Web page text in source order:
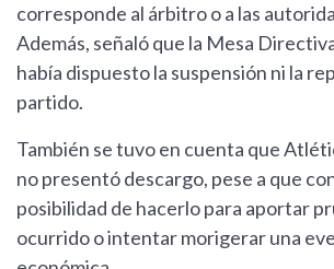
corresponde al árbitro o a las
Además, señaló que la Mesa
había dispuesto la suspensión ni la
partido.
También se tuvo en cuenta que
no presentó descargo, pese a que
posibilidad de hacerlo para aportar
ocurrido o intentar morigerar una